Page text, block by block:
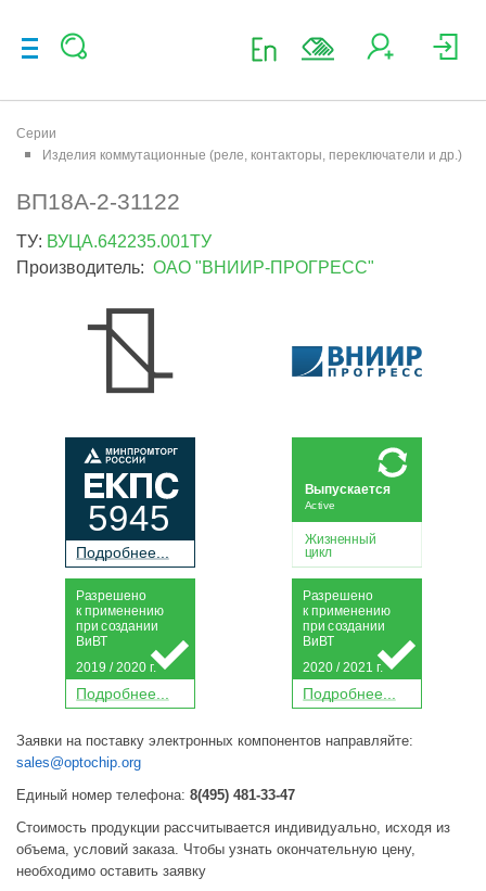
Серии
Изделия коммутационные (реле, контакторы, переключатели и др.)
ВП18А-2-31122
ТУ: ВУЦА.642235.001ТУ
Производитель: ОАО "ВНИИР-ПРОГРЕСС"
Подробнее...
5945
Жизненный
цикл
Active
Выпускается
Подробнее...
Разрешено
к применению
присоздании
Ви ВТ
2019 / 2020 г.
Подробнее...
Разрешено
к применению
присоздании
Ви ВТ
2020 / 2021 г.
Заявки на поставку электронных компонентов направляйте:
sales@optochip.org
Единый номер телефона: 8(495) 481-33-47
Стоимость продукции рассчитывается индивидуально, исходя из
объема, условий заказа. Чтобы узнать окончательную цену,
необходимо оставить заявку